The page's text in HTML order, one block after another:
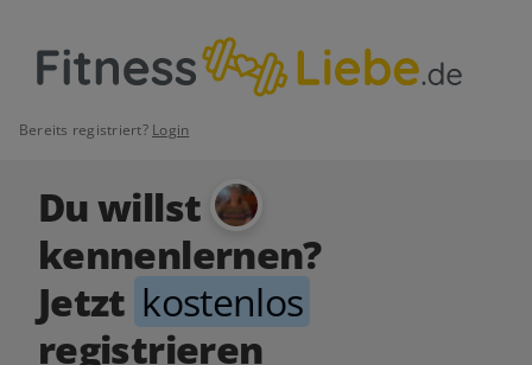
Bereits registriert? Login
Du willst
kennenlernen?
Jetzt kostenlos
registrieren